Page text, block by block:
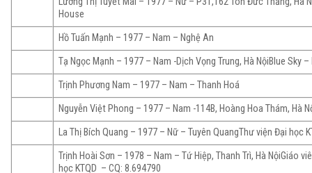
House
Hồ Tuấn Mạnh – 1977 – Nam – Nghệ An
Tạ Ngọc Mạnh – 1977 – Nam -Dịch Vọng Trung, Hà NộiBlue Sky –
Trịnh Phương Nam – 1977 – Nam – Thanh Hoá
Nguyễn Việt Phong – 1977 – Nam -114B, Hoàng Hoa Thám, Hà
La Thị Bích Quang – 1977 – Nữ – Tuyên QuangThư viện Đại học
Trịnh Hoài Sơn – 1978 – Nam – Tứ Hiệp, Thanh Trì, Hà NộiGiáo
học KTQD – CQ: 8.694790